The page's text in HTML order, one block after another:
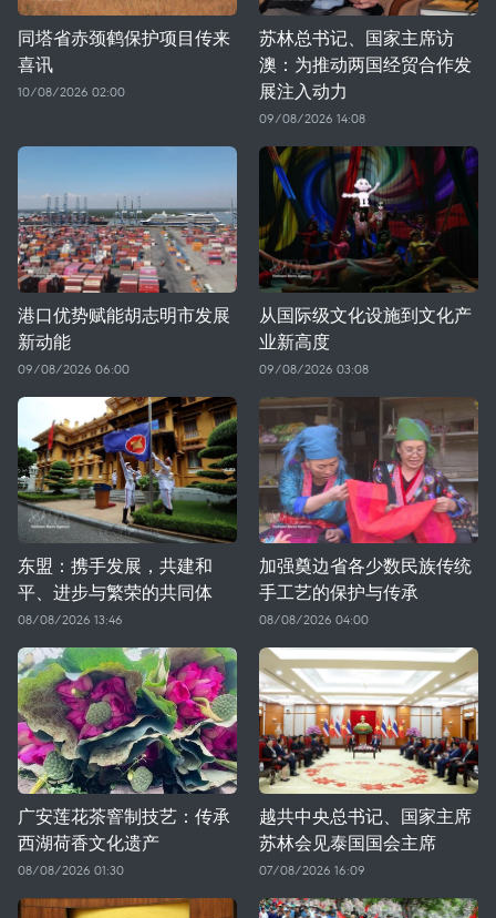
同塔省赤颈鹤保护项目传来
喜讯
10/08/2026 02:00
苏林总书记、国家主席访
澳：为推动两国经贸合作发
展注入动力
09/08/2026 14:08
港口优势赋能胡志明市发展
新动能
09/08/2026 06:00
从国际级文化设施到文化产
业新高度
09/08/2026 03:08
东盟：携手发展，共建和
平、进步与繁荣的共同体
08/08/2026 13:46
加强奠边省各少数民族传统
手工艺的保护与传承
08/08/2026 04:00
广安莲花茶窨制技艺：传承
西湖荷香文化遗产
08/08/2026 01:30
越共中央总书记、国家主席
苏林会见泰国国会主席
07/08/2026 16:09